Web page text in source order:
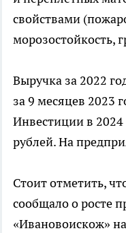
свойствами
морозостойкость,
Выручка за 2022
за 9 месяцев 2023
Инвестиции в 2024
рублей. На
Стоит отметить,
сообщало о росте
«Ивановоискож»